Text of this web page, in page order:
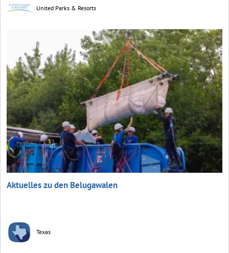
United Parks & Resorts
Aktuelles zu den Belugawalen
Texas